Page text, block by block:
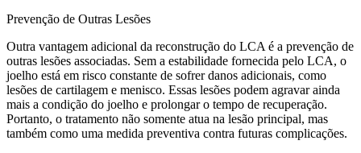
Prevenção de Outras Lesões
Outra vantagem adicional da reconstrução do LCA é a prevenção de
outras lesões associadas. Sem a estabilidade fornecida pelo LCA, o
joelho está em risco constante de sofrer danos adicionais, como
lesões de cartilagem e menisco. Essas lesões podem agravar ainda
mais a condição do joelho e prolongar o tempo de recuperação.
Portanto, o tratamento não somente atua na lesão principal, mas
também como uma medida preventiva contra futuras complicações.